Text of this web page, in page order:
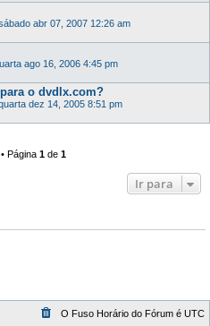
abr 07, 2007 12:26 am
ago 16, 2006 4:45 pm
o dvdlx.com?
dez 14, 2005 8:51 pm
Página 1 de 1
Ir para
O Fuso Horário do Fórum é UTC